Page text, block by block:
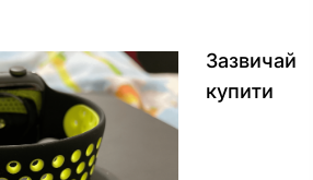
Зазвичай
купити